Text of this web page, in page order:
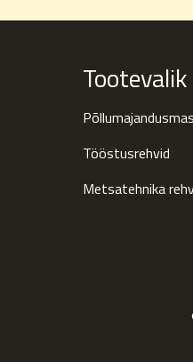
Tootevalik
Tööstusrehvid
Metsatehnika